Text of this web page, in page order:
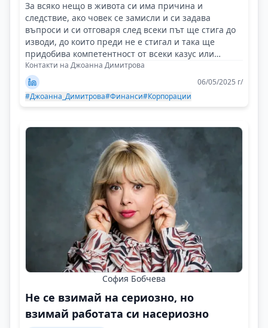
За всяко нещо в живота си има причина и
следствие, ако човек се замисли и си задава
въпроси и си отговаря след всеки път ще стига до
изводи, до които преди не е стигал и така ще
придобива компетентност от всеки казус или
случай!
Контакти на Джоанна Димитрова
06/05/2025 г/
#Джоанна_Димитрова#Финанси#Корпорации
София Бобчева
Не се взимай на сериозно, но
взимай работата си насериозно